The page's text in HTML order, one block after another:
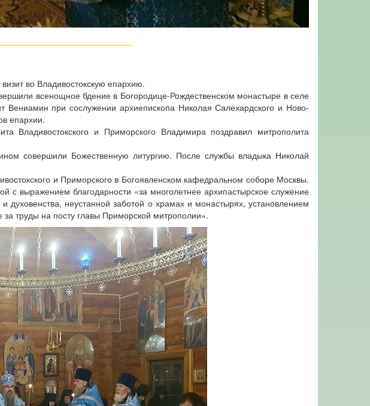
во Владивостокскую епархию.
всенощное бдение в Богородице-Рождественском монастыре в селе
Вениамин при сослужении архиепископа Николая Салехардского и Ново-
епархии.
Владивостокского и Приморского Владимира поздравил митрополита
совершили Божественную литургию. После службы владыка Николай
и Приморского в Богоявленском кафедральном соборе Москвы.
выражением благодарности «за многолетнее архипастырское служение
духовенства, неустанной заботой о храмах и монастырях, установлением
труды на посту главы Приморской митрополии».